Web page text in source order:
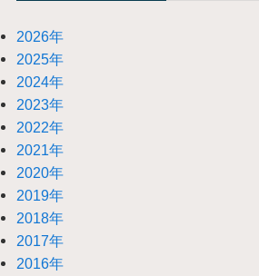
2026年
2025年
2024年
2023年
2022年
2021年
2020年
2019年
2018年
2017年
2016年